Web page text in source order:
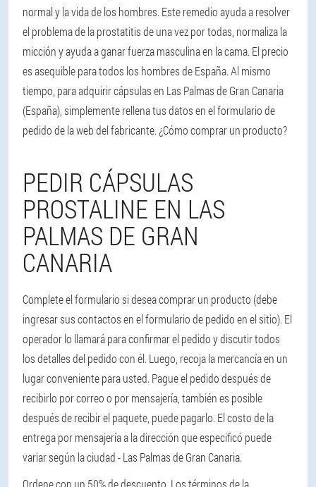
normal y la vida de los hombres. Este remedio ayuda a resolver
el problema de la prostatitis de una vez por todas, normaliza la
micción y ayuda a ganar fuerza masculina en la cama. El precio
es asequible para todos los hombres de España. Al mismo
tiempo, para adquirir cápsulas en Las Palmas de Gran Canaria
(España), simplemente rellena tus datos en el formulario de
pedido de la web del fabricante. ¿Cómo comprar un producto?
PEDIR CÁPSULAS
PROSTALINE EN LAS
PALMAS DE GRAN
CANARIA
Complete el formulario si desea comprar un producto (debe
ingresar sus contactos en el formulario de pedido en el sitio). El
operador lo llamará para confirmar el pedido y discutir todos
los detalles del pedido con él. Luego, recoja la mercancía en un
lugar conveniente para usted. Pague el pedido después de
recibirlo por correo o por mensajería, también es posible
después de recibir el paquete, puede pagarlo. El costo de la
entrega por mensajería a la dirección que especificó puede
variar según la ciudad - Las Palmas de Gran Canaria.
Ordene con un 50% de descuento. Los términos de la